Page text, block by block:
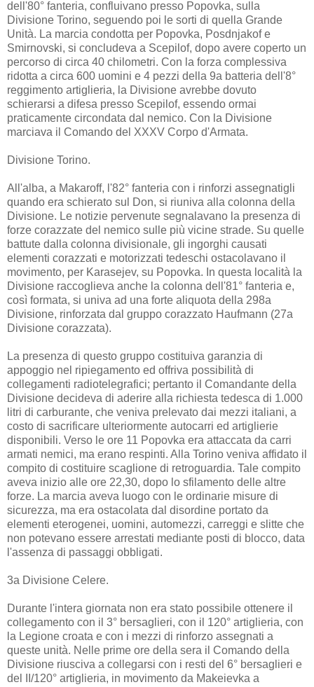
dell'80° fanteria, confluivano presso Popovka, sulla
Divisione Torino, seguendo poi le sorti di quella Grande
Unità. La marcia condotta per Popovka, Posdnjakof e
Smirnovski, si concludeva a Scepilof, dopo avere coperto un
percorso di circa 40 chilometri. Con la forza complessiva
ridotta a circa 600 uomini e 4 pezzi della 9a batteria dell'8°
reggimento artiglieria, la Divisione avrebbe dovuto
schierarsi a difesa presso Scepilof, essendo ormai
praticamente circondata dal nemico. Con la Divisione
marciava il Comando del XXXV Corpo d'Armata.
Divisione Torino.
All'alba, a Makaroff, l'82° fanteria con i rinforzi assegnatigli
quando era schierato sul Don, si riuniva alla colonna della
Divisione. Le notizie pervenute segnalavano la presenza di
forze corazzate del nemico sulle più vicine strade. Su quelle
battute dalla coIonna divisionale, gli ingorghi causati
elementi corazzati e motorizzati tedeschi ostacolavano il
movimento, per Karasejev, su Popovka. In questa località la
Divisione raccoglieva anche la colonna dell'81° fanteria e,
così formata, si univa ad una forte aliquota della 298a
Divisione, rinforzata dal gruppo corazzato Haufmann (27a
Divisione corazzata).
La presenza di questo gruppo costituiva garanzia di
appoggio nel ripiegamento ed offriva possibilità di
collegamenti radiotelegrafici; pertanto il Comandante della
Divisione decideva di aderire alla richiesta tedesca di 1.000
litri di carburante, che veniva prelevato dai mezzi italiani, a
costo di sacrificare ulteriormente autocarri ed artiglierie
disponibili. Verso le ore 11 Popovka era attaccata da carri
armati nemici, ma erano respinti. Alla Torino veniva affidato il
compito di costituire scaglione di retroguardia. Tale compito
aveva inizio alle ore 22,30, dopo lo sfilamento delle altre
forze. La marcia aveva luogo con le ordinarie misure di
sicurezza, ma era ostacolata dal disordine portato da
elementi eterogenei, uomini, automezzi, carreggi e slitte che
non potevano essere arrestati mediante posti di blocco, data
l'assenza di passaggi obbligati.
3a Divisione Celere.
Durante l'intera giornata non era stato possibile ottenere il
collegamento con il 3° bersaglieri, con il 120° artiglieria, con
la Legione croata e con i mezzi di rinforzo assegnati a
queste unità. Nelle prime ore della sera il Comando della
Divisione riusciva a collegarsi con i resti del 6° bersaglieri e
del II/120° artiglieria, in movimento da Makeievka a